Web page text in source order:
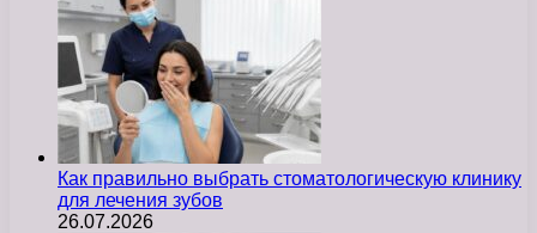
Как правильно выбрать стоматологическую клинику
для лечения зубов
26.07.2026